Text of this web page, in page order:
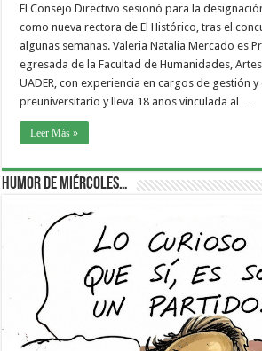
El Consejo Directivo sesionó para la
como nueva rectora de El Histórico, tras el
algunas semanas. Valeria Natalia Mercado es
egresada de la Facultad de Humanidades,
UADER, con experiencia en cargos de gestión
preuniversitario y lleva 18 años vinculada al …
Leer Más »
Humor de Miércoles…